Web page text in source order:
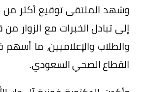
إلى تبادل الخبرات مع الزوار
والطلاب والإعلاميين، ما
القطاع الصحي السعودي.